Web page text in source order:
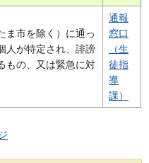
ま市を除く）に通っ
人が特定され、誹謗
もの、又は緊急に対
通報
窓口
（生
徒指
導
課）